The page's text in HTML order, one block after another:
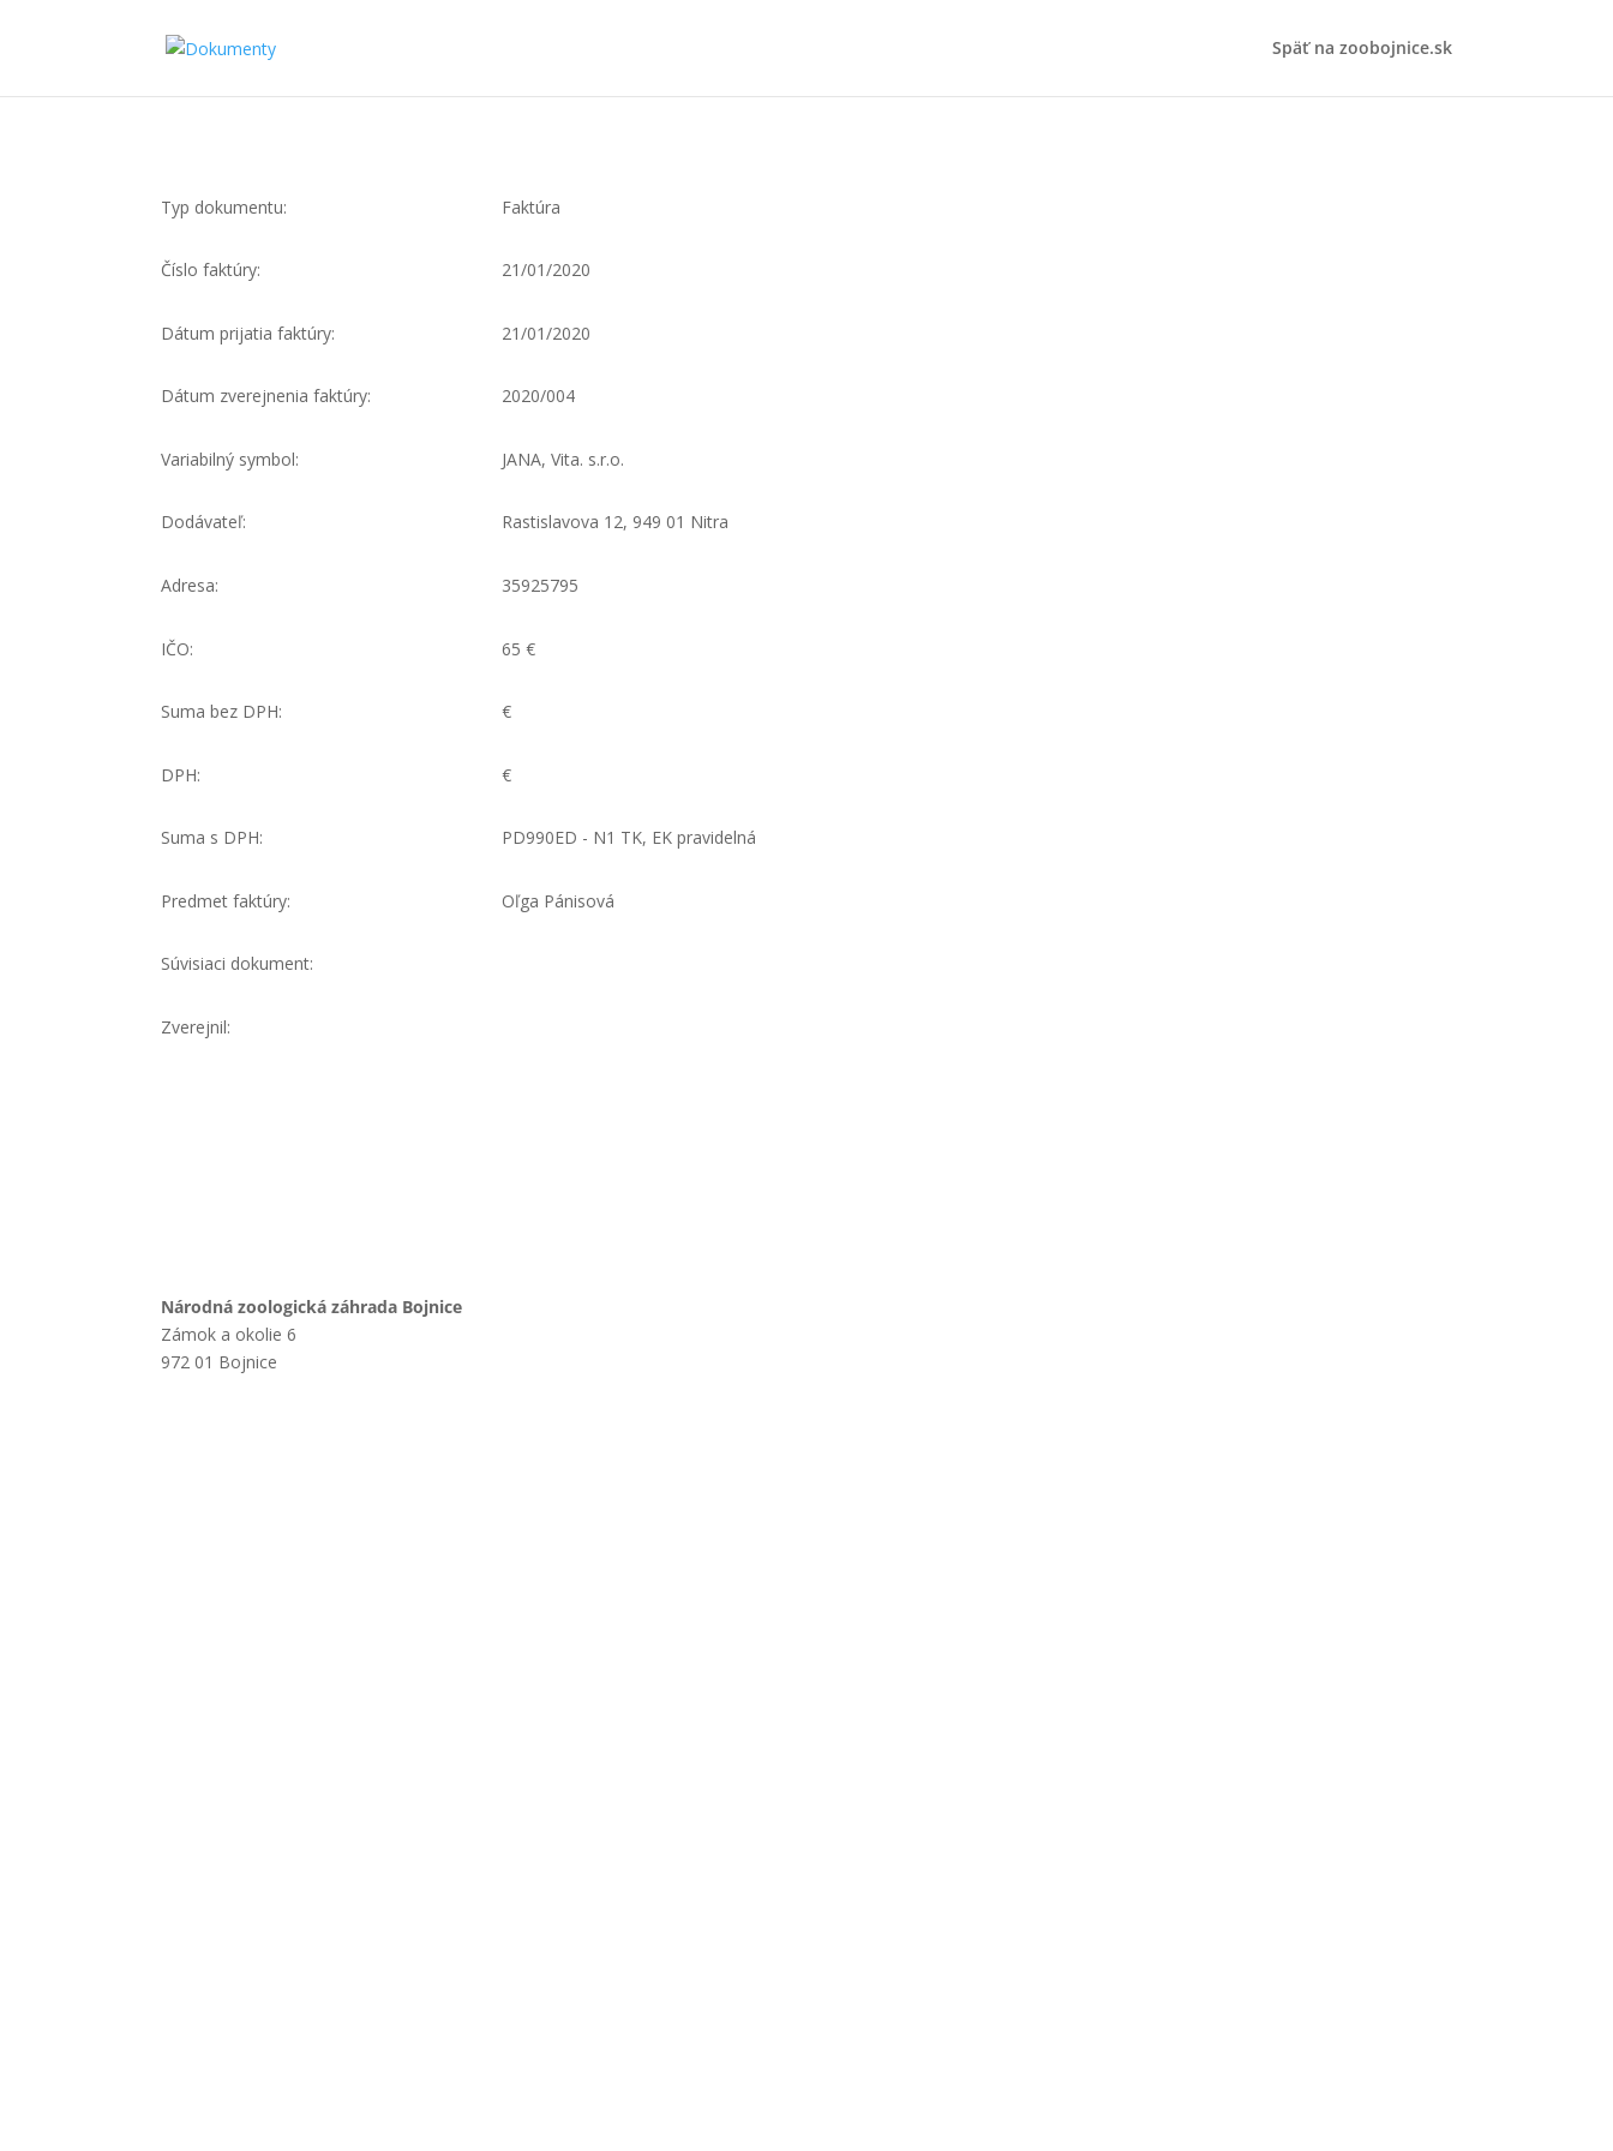
Späť na zoobojnice.sk
Typ dokumentu:
Číslo faktúry:
Dátum prijatia faktúry:
Dátum zverejnenia faktúry:
Variabilný symbol:
Dodávateľ:
Adresa:
IČO:
Suma bez DPH:
DPH:
Suma s DPH:
Predmet faktúry:
Súvisiaci dokument:
Zverejnil:
Faktúra
21/01/2020
21/01/2020
2020/004
JANA, Vita. s.r.o.
Rastislavova 12, 949 01 Nitra
35925795
65 €
€
€
PD990ED - N1 TK, EK pravidelná
Oľga Pánisová
Národná zoologická záhrada Bojnice
Zámok a okolie 6
972 01 Bojnice